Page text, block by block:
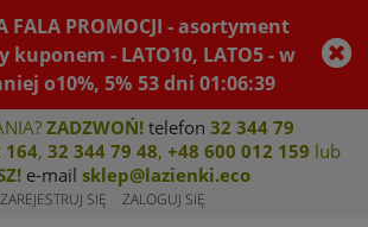
FALA PROMOCJI - asortyment
kuponem - LATO10, LATO5 - w
o10%, 5% 53dni01:06:39
ZADZWOŃ! telefon 32 344 79
164, 32 344 79 48, +48 600 012 159 lub
e-mail sklep@lazienki.eco
ZAREJESTRUJ SIĘ ZALOGUJ SIĘ